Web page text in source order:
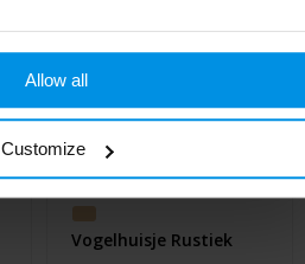
Allow all
Customize
Vogelhuisje Rustiek